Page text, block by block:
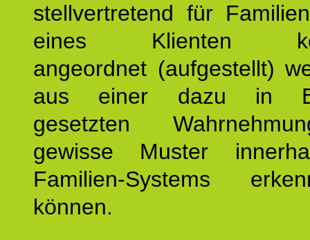
stellvertretend für
eines Klienten
angeordnet (aufgestellt)
aus einer dazu in
gesetzten
gewisse Muster
Familien-Systems
können.